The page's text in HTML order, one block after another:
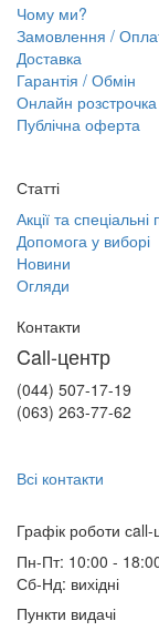
Чому ми?
Замовлення /
Доставка
Гарантія / Обмін
Онлайн розстрочка
Публічна оферта
Статті
Акції та спеціальні
Допомога у виборі
Новини
Огляди
Контакти
Call-центр
(044) 507-17-19
(063) 263-77-62
Всі контакти
Графік роботи сall-
Пн-Пт: 10:00 -
Сб-Нд: вихідні
Пункти видачі